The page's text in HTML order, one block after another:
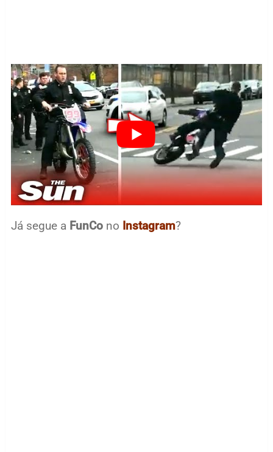
Já segue a FunCono Instagram?